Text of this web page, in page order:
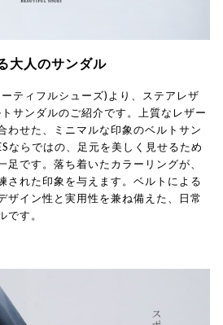
大人のサンダル
ティフルシューズ)より、ステアレザ
サンダルのご紹介です。上質なレザー
わせた、ミニマルな印象のベルトサン
ならではの、足元を美しく見せるため
足です。落ち着いたカラーリングが、
された印象を与えます。ベルトによる
ザイン性と実用性を兼ね備えた、日常
です。